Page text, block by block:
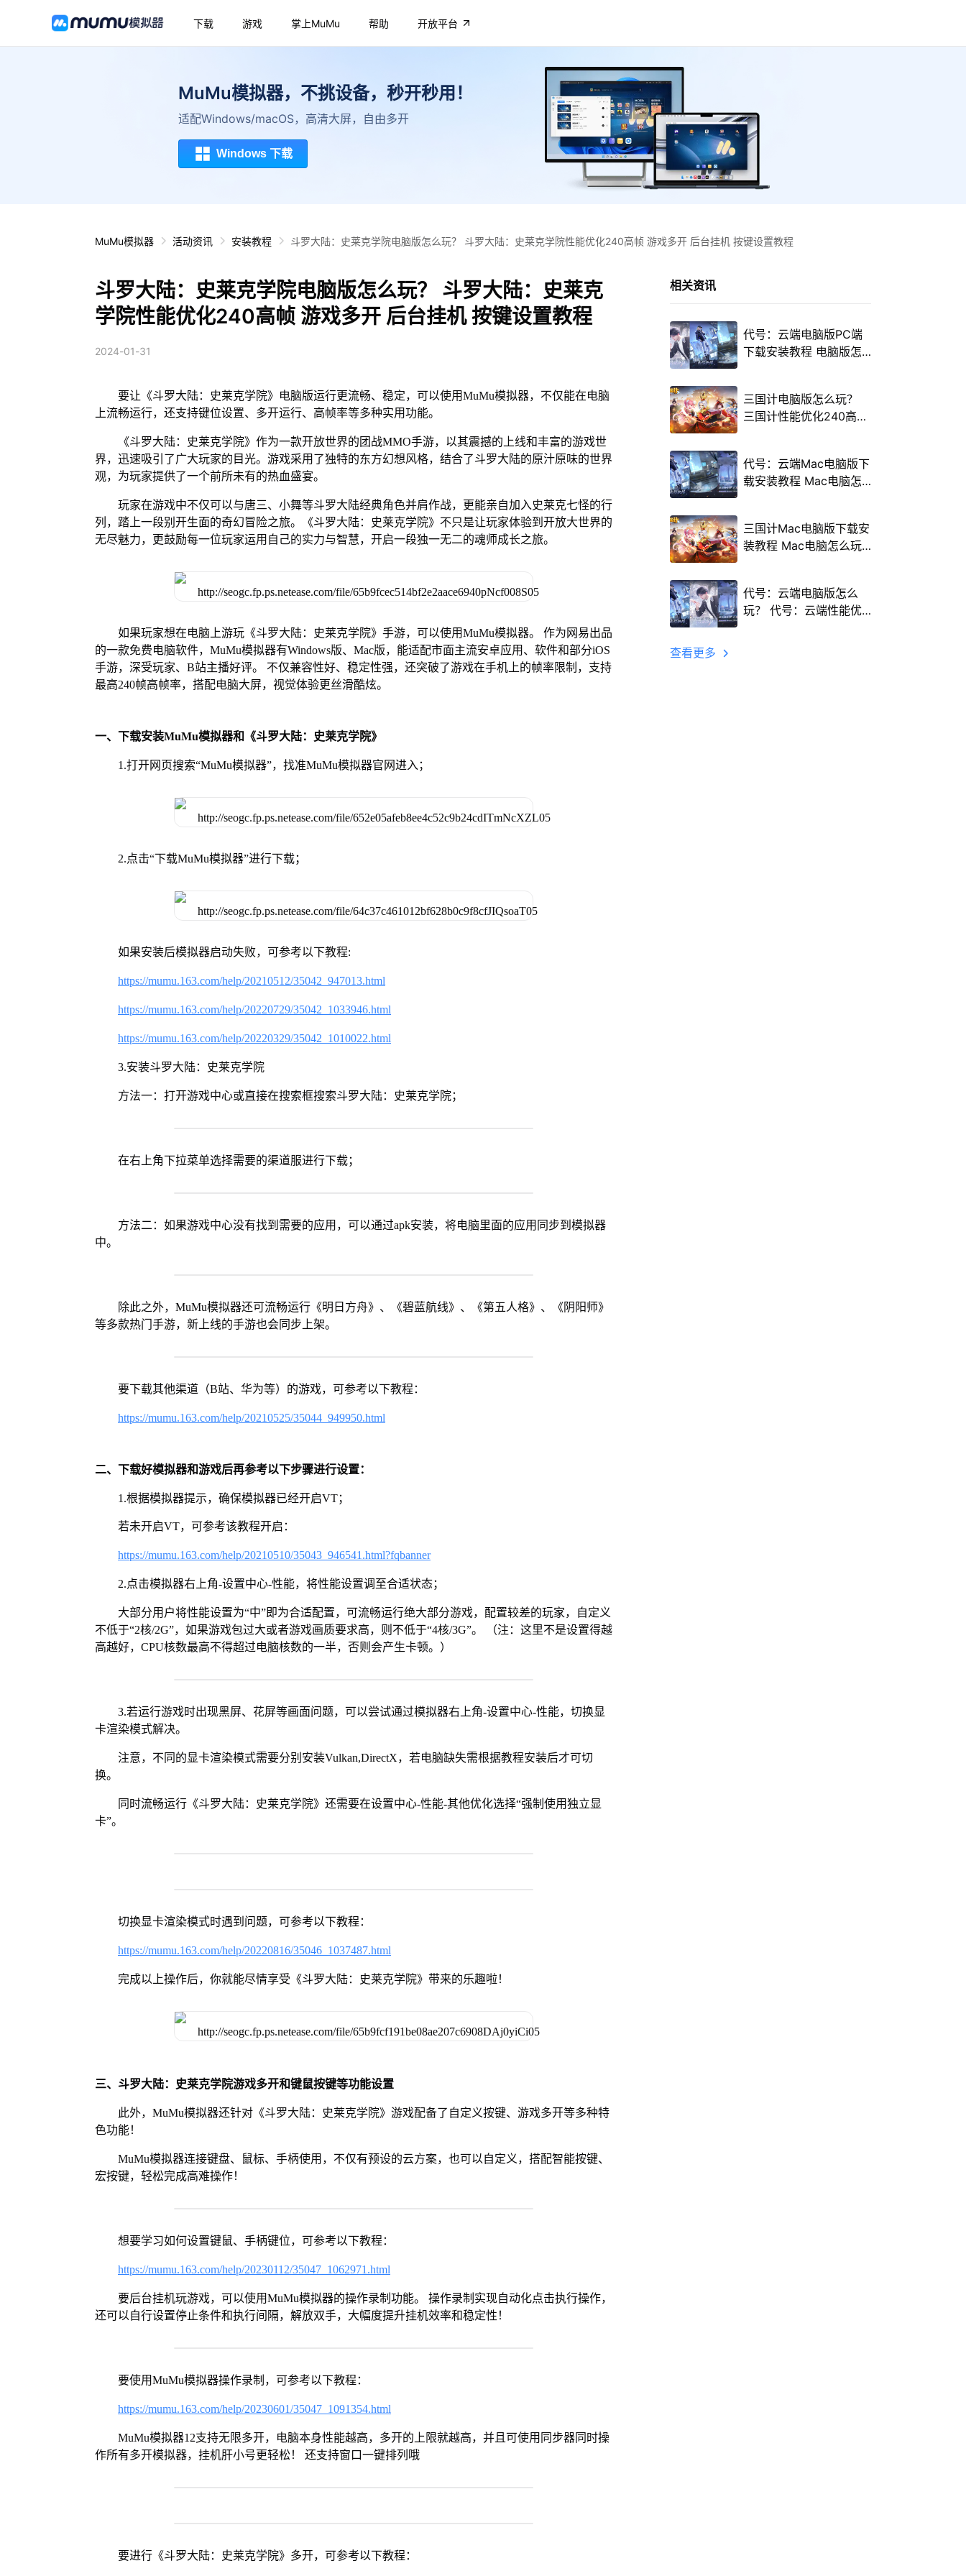
下载 游戏 掌上MuMu 帮助 开放平台
MuMu模拟器，不挑设备，秒开秒用！
适配Windows/macOS，高清大屏，自由多开
Windows 下载
MuMu模拟器 活动资讯 安装教程 斗罗大陆：史莱克学院电脑版怎么玩？ 斗罗大陆：史莱克学院性能优化240高帧 游戏多开 后台挂机 按键设置教程
斗罗大陆：史莱克学院电脑版怎么玩？ 斗罗大陆：史莱克
学院性能优化240高帧 游戏多开 后台挂机 按键设置教程
2024-01-31
要让《斗罗大陆：史莱克学院》电脑版运行更流畅、稳定，可以使用MuMu模拟器，不仅能在电脑
上流畅运行，还支持键位设置、多开运行、高帧率等多种实用功能。
《斗罗大陆：史莱克学院》作为一款开放世界的团战MMO手游，以其震撼的上线和丰富的游戏世
界，迅速吸引了广大玩家的目光。游戏采用了独特的东方幻想风格，结合了斗罗大陆的原汁原味的世界
观，为玩家提供了一个前所未有的热血盛宴。
玩家在游戏中不仅可以与唐三、小舞等斗罗大陆经典角色并肩作战，更能亲自加入史莱克七怪的行
列，踏上一段别开生面的奇幻冒险之旅。《斗罗大陆：史莱克学院》不只是让玩家体验到开放大世界的
无尽魅力，更鼓励每一位玩家运用自己的实力与智慧，开启一段独一无二的魂师成长之旅。
如果玩家想在电脑上游玩《斗罗大陆：史莱克学院》手游，可以使用MuMu模拟器。 作为网易出品
的一款免费电脑软件，MuMu模拟器有Windows版、Mac版，能适配市面主流安卓应用、软件和部分iOS
手游，深受玩家、B站主播好评。 不仅兼容性好、稳定性强，还突破了游戏在手机上的帧率限制，支持
最高240帧高帧率，搭配电脑大屏，视觉体验更丝滑酷炫。
一、下载安装MuMu模拟器和《斗罗大陆：史莱克学院》
1.打开网页搜索“MuMu模拟器”，找准MuMu模拟器官网进入；
2.点击“下载MuMu模拟器”进行下载；
如果安装后模拟器启动失败，可参考以下教程:
https://mumu.163.com/help/20210512/35042_947013.html
https://mumu.163.com/help/20220729/35042_1033946.html
https://mumu.163.com/help/20220329/35042_1010022.html
3.安装斗罗大陆：史莱克学院
方法一：打开游戏中心或直接在搜索框搜索斗罗大陆：史莱克学院；
在右上角下拉菜单选择需要的渠道服进行下载；
方法二：如果游戏中心没有找到需要的应用，可以通过apk安装，将电脑里面的应用同步到模拟器
中。
除此之外，MuMu模拟器还可流畅运行《明日方舟》、《碧蓝航线》、《第五人格》、《阴阳师》
等多款热门手游，新上线的手游也会同步上架。
要下载其他渠道（B站、华为等）的游戏，可参考以下教程：
https://mumu.163.com/help/20210525/35044_949950.html
二、下载好模拟器和游戏后再参考以下步骤进行设置：
1.根据模拟器提示，确保模拟器已经开启VT；
若未开启VT，可参考该教程开启：
https://mumu.163.com/help/20210510/35043_946541.html?fqbanner
2.点击模拟器右上角-设置中心-性能，将性能设置调至合适状态；
大部分用户将性能设置为“中”即为合适配置，可流畅运行绝大部分游戏，配置较差的玩家，自定义
不低于“2核/2G”，如果游戏包过大或者游戏画质要求高，则不低于“4核/3G”。 （注：这里不是设置得越
高越好，CPU核数最高不得超过电脑核数的一半，否则会产生卡顿。）
3.若运行游戏时出现黑屏、花屏等画面问题，可以尝试通过模拟器右上角-设置中心-性能，切换显
卡渲染模式解决。
注意，不同的显卡渲染模式需要分别安装Vulkan,DirectX，若电脑缺失需根据教程安装后才可切
换。
同时流畅运行《斗罗大陆：史莱克学院》还需要在设置中心-性能-其他优化选择“强制使用独立显
卡”。
切换显卡渲染模式时遇到问题，可参考以下教程：
https://mumu.163.com/help/20220816/35046_1037487.html
完成以上操作后，你就能尽情享受《斗罗大陆：史莱克学院》带来的乐趣啦！
三、斗罗大陆：史莱克学院游戏多开和键鼠按键等功能设置
此外，MuMu模拟器还针对《斗罗大陆：史莱克学院》游戏配备了自定义按键、游戏多开等多种特
色功能！
MuMu模拟器连接键盘、鼠标、手柄使用，不仅有预设的云方案，也可以自定义，搭配智能按键、
宏按键，轻松完成高难操作！
想要学习如何设置键鼠、手柄键位，可参考以下教程：
https://mumu.163.com/help/20230112/35047_1062971.html
要后台挂机玩游戏，可以使用MuMu模拟器的操作录制功能。 操作录制实现自动化点击执行操作，
还可以自行设置停止条件和执行间隔，解放双手，大幅度提升挂机效率和稳定性！
要使用MuMu模拟器操作录制，可参考以下教程：
https://mumu.163.com/help/20230601/35047_1091354.html
MuMu模拟器12支持无限多开，电脑本身性能越高，多开的上限就越高，并且可使用同步器同时操
作所有多开模拟器，挂机肝小号更轻松！ 还支持窗口一键排列哦
要进行《斗罗大陆：史莱克学院》多开，可参考以下教程：
相关资讯
代号：云端电脑版PC端
下载安装教程 电脑版怎
三国计电脑版怎么玩？
三国计性能优化240高帧
代号：云端Mac电脑版下
载安装教程 Mac电脑怎
三国计Mac电脑版下载安
装教程 Mac电脑怎么玩
代号：云端电脑版怎么
玩？ 代号：云端性能优
查看更多